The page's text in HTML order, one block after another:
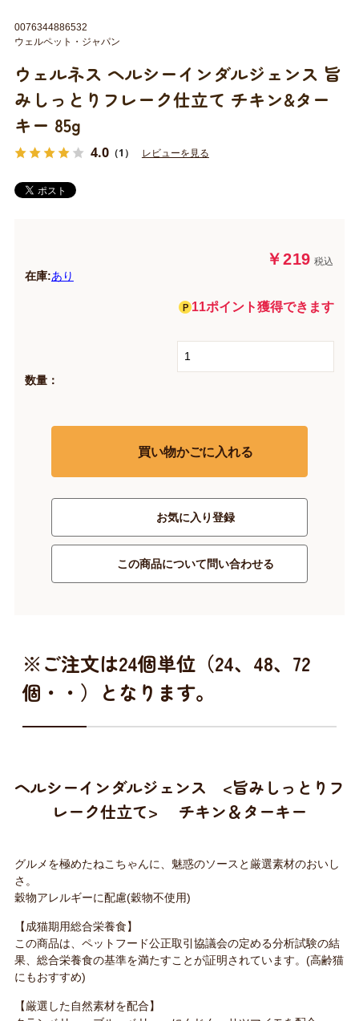
ウェルネス ヘルシーインダルジェンス 旨
みしっとりフレーク仕立て チキン&ター
キー 85g
4.0（1） レビューを見る
￥219 税込
在庫:あり
11ポイント獲得できます
数量：
買い物かごに入れる
お気に入り登録
この商品について問い合わせる
0076344886532
ウェルペット・ジャパン
※ご注文は24個単位（24、48、72
個・・）となります。
ヘルシーインダルジェンス <旨みしっとりフ
レーク仕立て> チキン＆ターキー
グルメを極めたねこちゃんに、魅惑のソースと厳選素材のおいし
さ。
穀物アレルギーに配慮(穀物不使用)
【成猫期用総合栄養食】
この商品は、ペットフード公正取引協議会の定める分析試験の結
果、総合栄養食の基準を満たすことが証明されています。(高齢猫
にもおすすめ)
【厳選した自然素材を配合】